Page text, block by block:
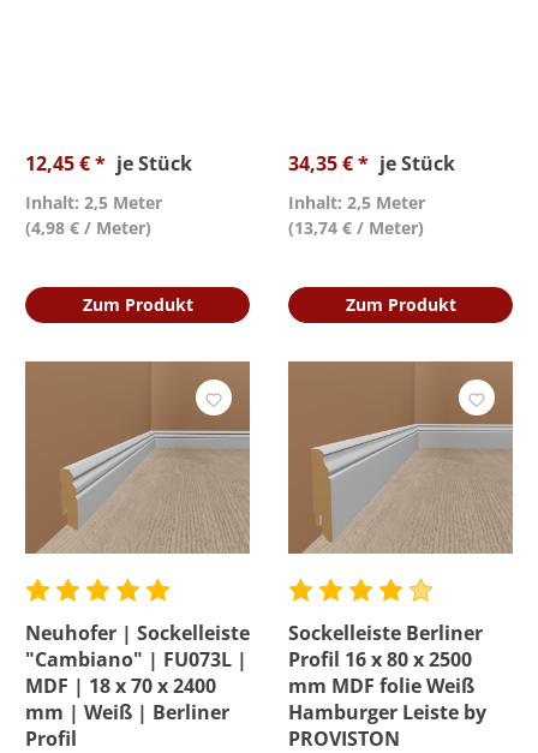
12,45 € * je Stück
Inhalt: 2,5 Meter
(4,98 € / Meter)
Zum Produkt
34,35 € * je Stück
Inhalt: 2,5 Meter
(13,74 € / Meter)
Zum Produkt
Neuhofer | Sockelleiste
"Cambiano" | FU073L |
MDF | 18 x 70 x 2400
mm | Weiß | Berliner
Profil
Sockelleiste Berliner
Profil 16 x 80 x 2500
mm MDF folie Weiß
Hamburger Leiste by
PROVISTON